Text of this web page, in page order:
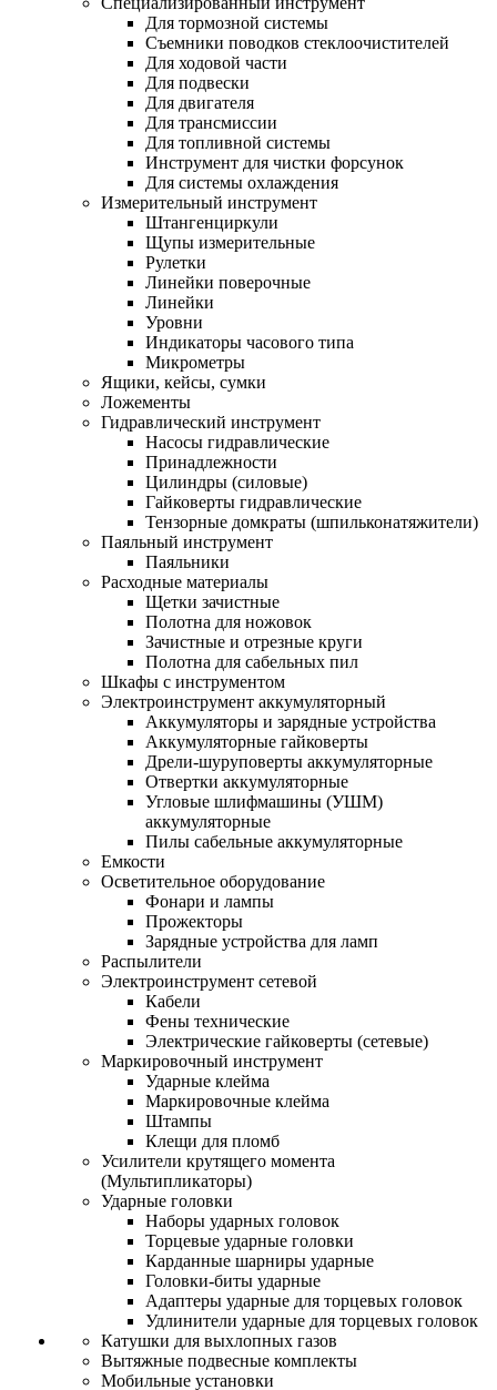
Для тормозной системы
Съемники поводков стеклоочистителей
Для ходовой части
Для подвески
Для двигателя
Для трансмиссии
Для топливной системы
Инструмент для чистки форсунок
Для системы охлаждения
Измерительный инструмент
Штангенциркули
Щупы измерительные
Рулетки
Линейки поверочные
Линейки
Уровни
Индикаторы часового типа
Микрометры
Ящики, кейсы, сумки
Ложементы
Гидравлический инструмент
Насосы гидравлические
Принадлежности
Цилиндры (силовые)
Гайковерты гидравлические
Тензорные домкраты (шпильконатяжители)
Паяльный инструмент
Паяльники
Расходные материалы
Щетки зачистные
Полотна для ножовок
Зачистные и отрезные круги
Полотна для сабельных пил
Шкафы с инструментом
Электроинструмент аккумуляторный
Аккумуляторы и зарядные устройства
Аккумуляторные гайковерты
Дрели-шуруповерты аккумуляторные
Отвертки аккумуляторные
Угловые шлифмашины (УШМ)
аккумуляторные
Пилы сабельные аккумуляторные
Емкости
Осветительное оборудование
Фонари и лампы
Прожекторы
Зарядные устройства для ламп
Распылители
Электроинструмент сетевой
Кабели
Фены технические
Электрические гайковерты (сетевые)
Маркировочный инструмент
Ударные клейма
Маркировочные клейма
Штампы
Клещи для пломб
Усилители крутящего момента
(Мультипликаторы)
Ударные головки
Наборы ударных головок
Торцевые ударные головки
Карданные шарниры ударные
Головки-биты ударные
Адаптеры ударные для торцевых головок
Удлинители ударные для торцевых головок
Катушки для выхлопных газов
Вытяжные подвесные комплекты
Мобильные установки